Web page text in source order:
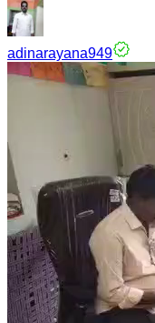
adinarayana949